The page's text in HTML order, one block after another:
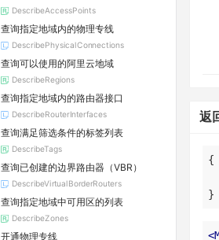
DescribeAccessPoints
查询指定地域内的物理专线
DescribePhysicalConnections
查询可以使用的阿里云地域
DescribeRegions
查询指定地域内的路由器接口
DescribeRouterInterfaces
查询满足筛选条件的标签列表
DescribeTags
查询已创建的边界路由器（VBR）
DescribeVirtualBorderRouters
查询指定地域中可用区的列表
DescribeZones
开通物理专线
返
}
<